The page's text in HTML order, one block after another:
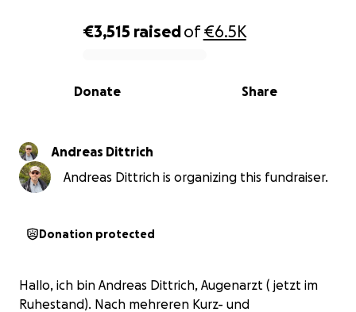
0% complete
€3,515 raisedof€6.5K
Share
Donate
Andreas Dittrich
Andreas Dittrich is organizing this fundraiser.
Donation protected
Hallo, ich bin Andreas Dittrich, Augenarzt ( jetzt im
Ruhestand). Nach mehreren Kurz- und